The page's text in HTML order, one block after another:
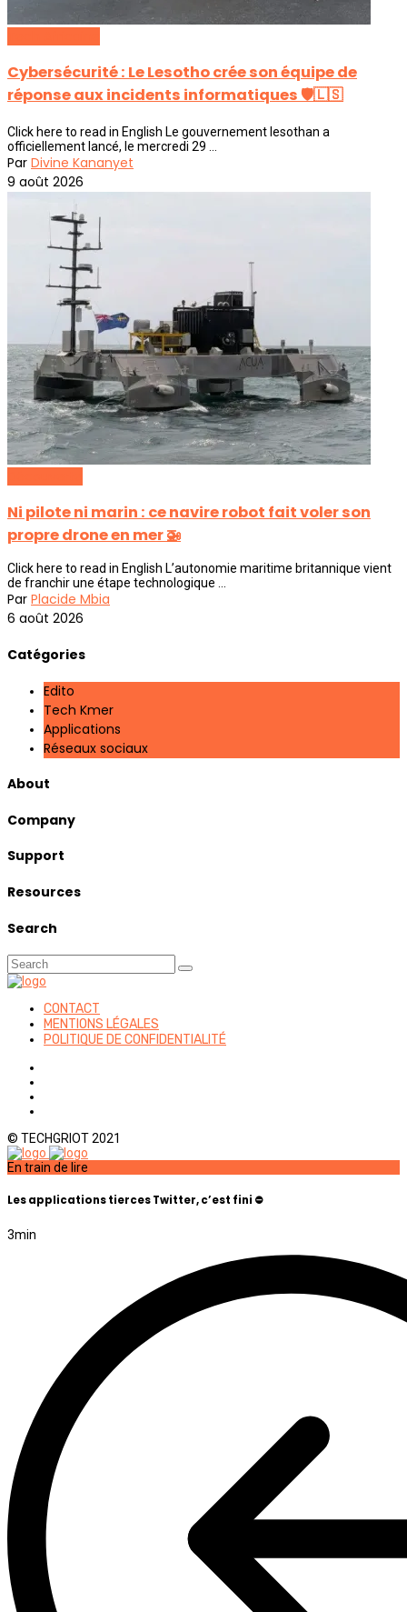
Cybersécurité : Le Lesotho crée son équipe de
réponse aux incidents informatiques 🛡️🇱🇸
Click here to read in English Le gouvernement lesothan a
officiellement lancé, le mercredi 29 ...
Par Divine Kananyet
9 août 2026
Ni pilote ni marin : ce navire robot fait voler son
propre drone en mer 🚁
Click here to read in English L’autonomie maritime britannique vient
de franchir une étape technologique ...
Par Placide Mbia
6 août 2026
Catégories
Edito
Tech Kmer
Applications
Réseaux sociaux
About
Company
Support
Resources
Search
CONTACT
MENTIONS LÉGALES
POLITIQUE DE CONFIDENTIALITÉ
© TECHGRIOT 2021
En train de lire
Les applications tierces Twitter, c’est fini ⛔
3min